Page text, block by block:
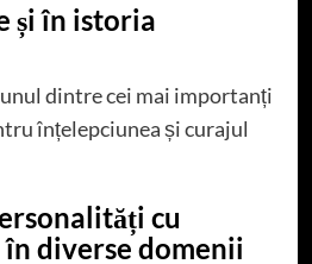
și în istoria
dintre cei mai importanți
înțelepciunea și curajul
cu
diverse domenii